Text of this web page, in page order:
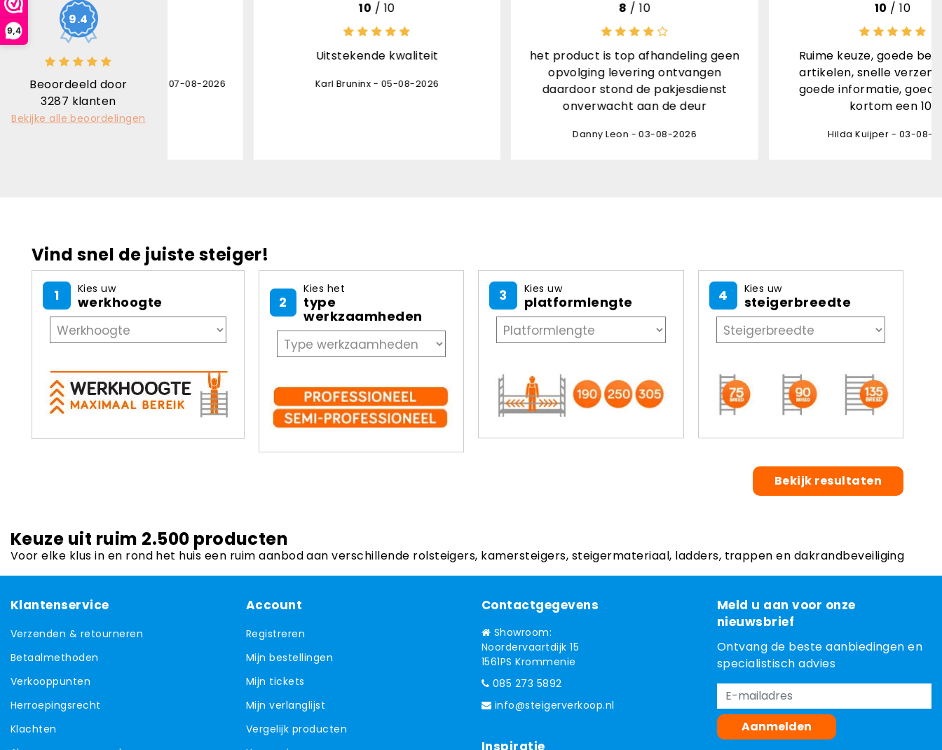
9,4
9.4
Beoordeeld door
3287 klanten
Bekijke alle beoordelingen
10
geleverd
Horninge - 07-08-2026
Uitstekende kwaliteit
Karl Bruninx - 05-08-2026
het product is top afhandeling geen
opvolging levering ontvangen
daardoor stond de pakjesdienst
onverwacht aan de deur
Danny Leon - 03-08-2026
Ruime keuze, goede beschrijving
artikelen, snelle verzending met
goede informatie, goed verpakt,
Hilda Kuijper - 03-08-2026
Vind snel de juiste steiger!
1 Kies uw
werkhoogte 2
Kies het
type
werkzaamheden
3 Kies uw
platformlengte 4 Kies uw
steigerbreedte
Bekijk resultaten
Keuze uit ruim 2.500 producten
Voor elke klus in en rond het huis een ruim aanbod aan verschillende rolsteigers, kamersteigers, steigermateriaal, ladders, trappen en dakrandbeveiliging
Klantenservice
Verzenden & retourneren
Betaalmethoden
Verkooppunten
Herroepingsrecht
Klachten
Account
Registreren
Mijn bestellingen
Mijn tickets
Mijn verlanglijst
Vergelijk producten
Contactgegevens
Showroom:
Noordervaartdijk 15
1561PS Krommenie
085 273 5892
info@steigerverkoop.nl
Inspiratie
Meld u aan voor onze
nieuwsbrief
Ontvang de beste aanbiedingen en
specialistisch advies
Aanmelden